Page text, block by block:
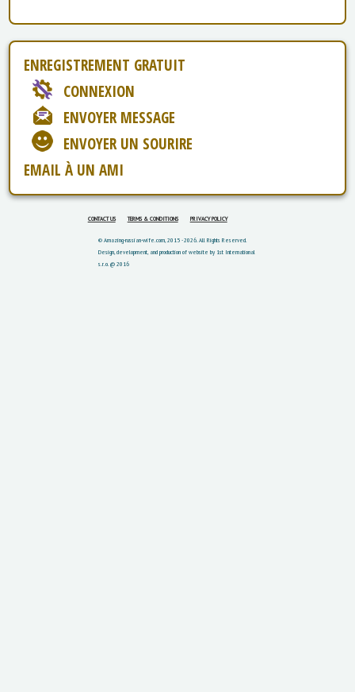
ENREGISTREMENT GRATUIT
CONNEXION
ENVOYER MESSAGE
ENVOYER UN SOURIRE
EMAIL À UN AMI
CONTACT US TERMS & CONDITIONS PRIVACY POLICY
© Amazing-russian-wife.com, 2015 - 2026. All Rights Reserved.
Design, development, and production of website by 1st International
s.r.o. @ 2016